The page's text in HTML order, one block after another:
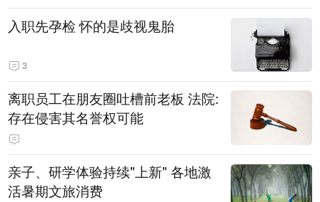
入职先孕检 怀的是歧视鬼胎
3
离职员工在朋友圈吐槽前老板 法院:
存在侵害其名誉权可能
亲子、研学体验持续"上新" 各地激
活暑期文旅消费